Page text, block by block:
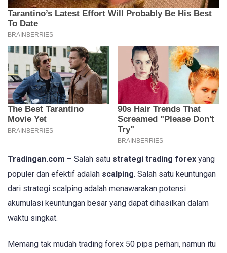
Tradingan.com – Salah satu strategi trading forex yang
populer dan efektif adalah scalping. Salah satu keuntungan
dari strategi scalping adalah menawarakan potensi
akumulasi keuntungan besar yang dapat dihasilkan dalam
waktu singkat.
Memang tak mudah trading forex 50 pips perhari, namun itu